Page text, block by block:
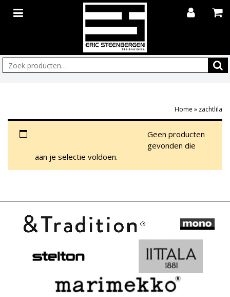
Zoeken:
Home » zachtlila
ZACHTLILA
Geen producten
gevonden die
aan je selectie voldoen.